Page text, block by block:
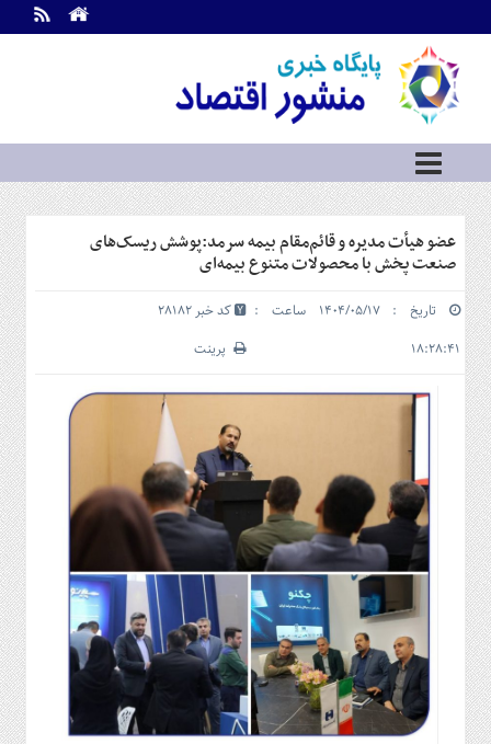
اطلاعات
تماس
ما
درباره
ما
سرویس
ها
خانه
سرمایه
و
بورس
مسکن
و
شهری
گاز
و
پتروشیمی
و
خودرو
استارت
آپ
و
فن
عضو هیأت مدیره و قائم‌مقام بیمه سرمد:پوشش ریسک‌های
صنعت پخش با محصولات متنوع بیمه‌ای
تاریخ : ۱۴۰۴/۰۵/۱۷ ساعت :
۱۸:۲۸:۴۱
کد خبر 28182
پرینت